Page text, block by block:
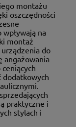
montażu
oszczędności
na
montaż
urządzenia do
angażowania
dodatkowych
praktyczne i
stylach i